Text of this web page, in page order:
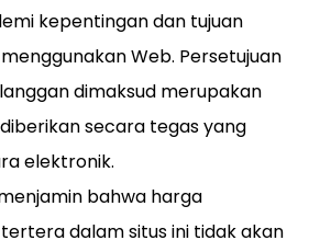
kepentingan dan tujuan
Web. Persetujuan
dimaksud merupakan
secara tegas yang
elektronik.
bahwa harga
dalam situs ini tidak akan